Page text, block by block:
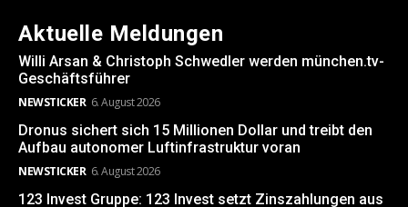
Aktuelle Meldungen
Willi Arsan & Christoph Schwedler werden münchen.tv-
Geschäftsführer
NEWSTICKER 6. August 2026
Dronus sichert sich 15 Millionen Dollar und treibt den
Aufbau autonomer Luftinfrastruktur voran
NEWSTICKER 6. August 2026
123 Invest Gruppe: 123 Invest setzt Zinszahlungen aus